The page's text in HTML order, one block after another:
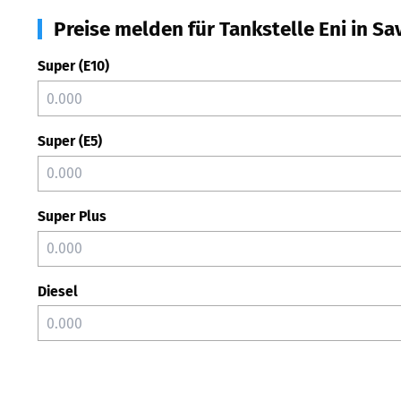
Preise melden für Tankstelle Eni in
Super (E10)
Super (E5)
Super Plus
Diesel